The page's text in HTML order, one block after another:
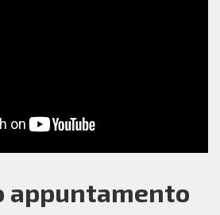
appuntamento